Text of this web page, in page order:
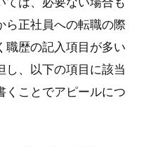
ら正社員への転職の際
職歴の記入項目が多い
し、以下の項目に該当
くことでアピールにつ